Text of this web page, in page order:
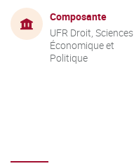
Composante
UFR Droit, Sciences
Économique et
Politique